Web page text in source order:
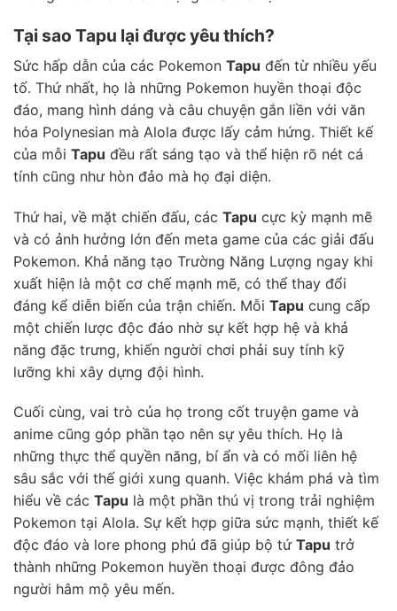
Tại sao Tapu lại được yêu thích?
Sức hấp dẫn của các Pokemon Tapu đến từ nhiều yếu
tố. Thứ nhất, họ là những Pokemon huyền thoại độc
đáo, mang hình dáng và câu chuyện gắn liền với văn
hóa Polynesian mà Alola được lấy cảm hứng. Thiết kế
của mỗi Tapu đều rất sáng tạo và thể hiện rõ nét cá
tính cũng như hòn đảo mà họ đại diện.
Thứ hai, về mặt chiến đấu, các Tapu cực kỳ mạnh mẽ
và có ảnh hưởng lớn đến meta game của các giải đấu
Pokemon. Khả năng tạo Trường Năng Lượng ngay khi
xuất hiện là một cơ chế mạnh mẽ, có thể thay đổi
đáng kể diễn biến của trận chiến. Mỗi Tapu cung cấp
một chiến lược độc đáo nhờ sự kết hợp hệ và khả
năng đặc trưng, khiến người chơi phải suy tính kỹ
lưỡng khi xây dựng đội hình.
Cuối cùng, vai trò của họ trong cốt truyện game và
anime cũng góp phần tạo nên sự yêu thích. Họ là
những thực thể quyền năng, bí ẩn và có mối liên hệ
sâu sắc với thế giới xung quanh. Việc khám phá và tìm
hiểu về các Tapu là một phần thú vị trong trải nghiệm
Pokemon tại Alola. Sự kết hợp giữa sức mạnh, thiết kế
độc đáo và lore phong phú đã giúp bộ tứ Tapu trở
thành những Pokemon huyền thoại được đông đảo
người hâm mộ yêu mến.